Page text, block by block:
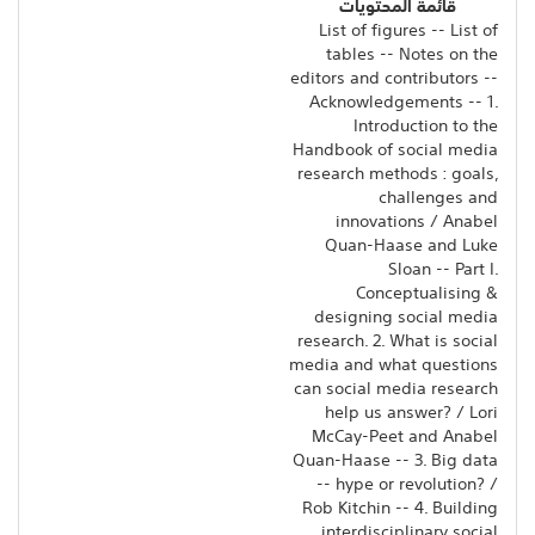
List of figures -- List of
tables -- Notes on the
editors and contributors --
Acknowledgements -- 1.
Introduction to the
Handbook of social media
research methods : goals,
challenges and
innovations / Anabel
Quan-Haase and Luke
Sloan -- Part I.
Conceptualising &
designing social media
research. 2. What is social
media and what questions
can social media research
help us answer? / Lori
McCay-Peet and Anabel
Quan-Haase -- 3. Big data
-- hype or revolution? /
Rob Kitchin -- 4. Building